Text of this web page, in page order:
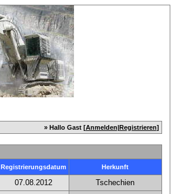
» Hallo Gast [Anmelden|Registrieren]
Registrierungsdatum Herkunft
07.08.2012 Tschechien